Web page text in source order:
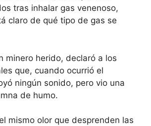
tras inhalar gas venenoso,
claro de qué tipo de gas se
minero herido, declaró a los
que, cuando ocurrió el
ningún sonido, pero vio una
de humo.
mismo olor que desprenden las